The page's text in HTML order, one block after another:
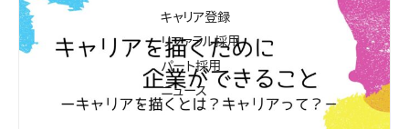
キャリア登録
リファラル採用
パート採用
ニュース